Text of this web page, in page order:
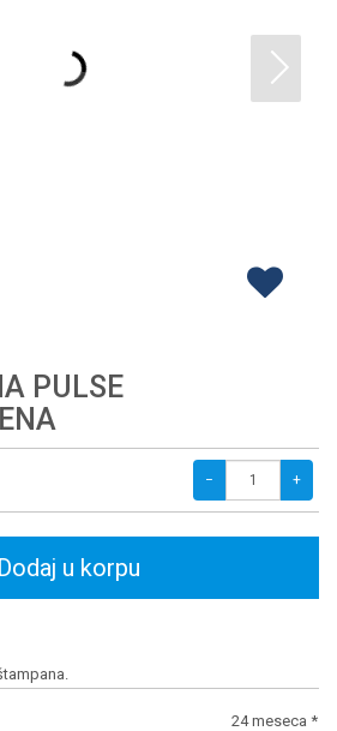
PULSE
− +
Dodaj u korpu
24 meseca *